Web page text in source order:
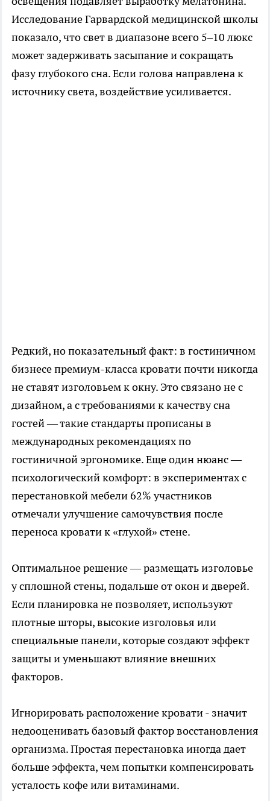
Исследование Гарвардской медицинской школы
показало, что свет в диапазоне всего 5–10 люкс
может задерживать засыпание и сокращать
фазу глубокого сна. Если голова направлена к
источнику света, воздействие усиливается.
Редкий, но показательный факт: в гостиничном
бизнесе премиум-класса кровати почти никогда
не ставят изголовьем к окну. Это связано не с
дизайном, а с требованиями к качеству сна
гостей — такие стандарты прописаны в
международных рекомендациях по
гостиничной эргономике. Еще один нюанс —
психологический комфорт: в экспериментах с
перестановкой мебели 62% участников
отмечали улучшение самочувствия после
переноса кровати к «глухой» стене.
Оптимальное решение — размещать изголовье
у сплошной стены, подальше от окон и дверей.
Если планировка не позволяет, используют
плотные шторы, высокие изголовья или
специальные панели, которые создают эффект
защиты и уменьшают влияние внешних
факторов.
Игнорировать расположение кровати - значит
недооценивать базовый фактор восстановления
организма. Простая перестановка иногда дает
больше эффекта, чем попытки компенсировать
усталость кофе или витаминами.